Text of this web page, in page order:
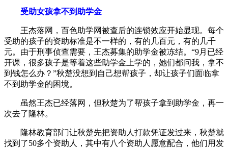
受助女孩拿不到助学金
王杰落网，百色助学网被查后的连锁效应开始显现。每个
受助的孩子的资助标准是不一样的，有的几百元，有的几千
元。由于刑事侦查需要，王杰募集的助学金被冻结。“9月已经
开课，很多孩子是等着这些助学金上学的，她们都问我，拿不
到钱怎么办？”秋楚没想到自己想帮孩子，却让孩子们面临拿
不到助学金的困境。
虽然王杰已经落网，但秋楚为了帮孩子拿到助学金，再一
次去了隆林。
隆林教育部门让秋楚先把资助人打款凭证发过来，秋楚就
找到了50多个资助人，其中有八个资助人愿意配合，他们用发